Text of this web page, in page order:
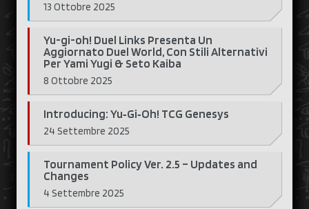
13 Ottobre 2025
Yu-gi-oh! Duel Links Presenta Un
Aggiornato Duel World, Con Stili Alternativi
Per Yami Yugi & Seto Kaiba
8 Ottobre 2025
Introducing: Yu‑Gi‑Oh! TCG Genesys
24 Settembre 2025
Tournament Policy Ver. 2.5 – Updates and
Changes
4 Settembre 2025